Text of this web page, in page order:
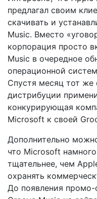
предлагал своим
скачивать и
Music. Вместо
корпорация просто
Music в очередное
операционной
Спустя месяц тот же
дистрибуции
конкурирующая
Microsoft к своей
Дополнительно
что Microsoft намного
тщательнее, чем
охранять
До появления промо-